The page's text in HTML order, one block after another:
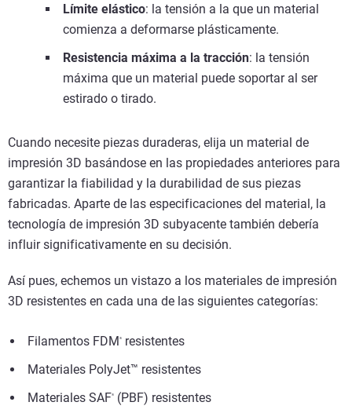
Límite elástico: la tensión a la que un material
comienza a deformarse plásticamente.
Resistencia máxima a la tracción: la tensión
máxima que un material puede soportar al ser
estirado o tirado.
Cuando necesite piezas duraderas, elija un material de
impresión 3D basándose en las propiedades anteriores para
garantizar la fiabilidad y la durabilidad de sus piezas
fabricadas. Aparte de las especificaciones del material, la
tecnología de impresión 3D subyacente también debería
influir significativamente en su decisión.
Así pues, echemos un vistazo a los materiales de impresión
3D resistentes en cada una de las siguientes categorías:
Filamentos FDM ®
resistentes
Materiales PolyJet™ resistentes
Materiales SAF®
(PBF) resistentes